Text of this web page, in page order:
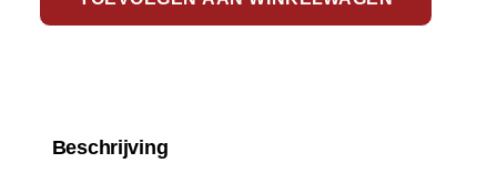
Beschrijving